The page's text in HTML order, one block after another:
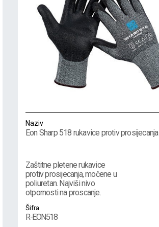
Naziv
Eon Sharp 518 rukavice protiv prosijecanja
Zaštitne pletene rukavice
protiv prosijecanja, močene u
poliuretan. Najviši nivo
otpornosti na proscanje.
Šifra
R-EON518